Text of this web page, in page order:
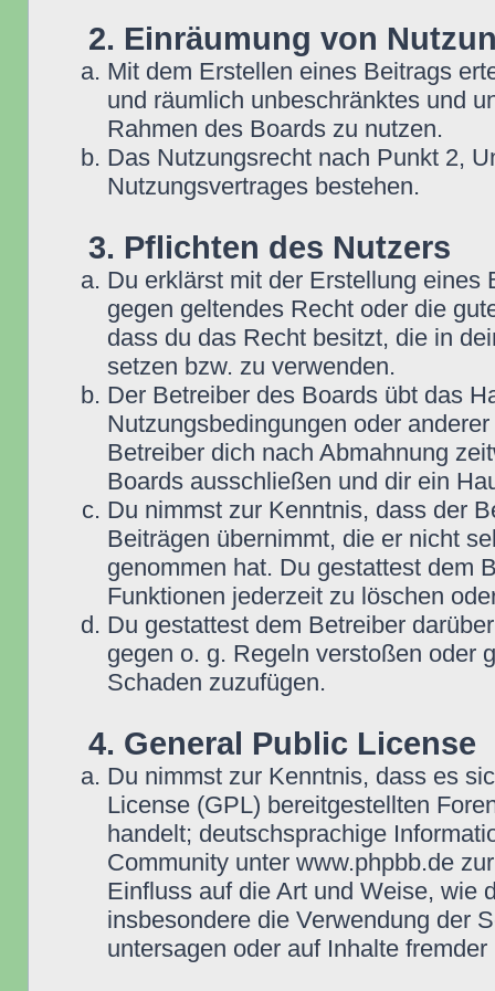
2. Einräumung von
Mit dem Erstellen eines Beitrags
und räumlich unbeschränktes und
Rahmen des Boards zu nutzen.
Das Nutzungsrecht nach Punkt 2,
Nutzungsvertrages bestehen.
3. Pflichten des Nutzers
Du erklärst mit der Erstellung eines
gegen geltendes Recht oder die
dass du das Recht besitzt, die in
setzen bzw. zu verwenden.
Der Betreiber des Boards übt das
Nutzungsbedingungen oder
Betreiber dich nach Abmahnung
Boards ausschließen und dir ein
Du nimmst zur Kenntnis, dass der
Beiträgen übernimmt, die er nicht
genommen hat. Du gestattest dem
Funktionen jederzeit zu löschen
Du gestattest dem Betreiber
gegen o. g. Regeln verstoßen oder
Schaden zuzufügen.
4. General Public License
Du nimmst zur Kenntnis, dass es
License (GPL) bereitgestellten
handelt; deutschsprachige
Community unter www.phpbb.de
Einfluss auf die Art und Weise, wie
insbesondere die Verwendung der
untersagen oder auf Inhalte